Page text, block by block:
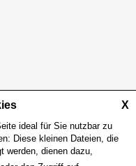
X
ideal für Sie nutzbar zu
Diese kleinen Dateien, die
werden, dienen dazu,